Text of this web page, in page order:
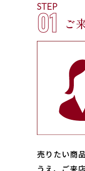
STEP
01 ご
売りたい商
うえ、ご来